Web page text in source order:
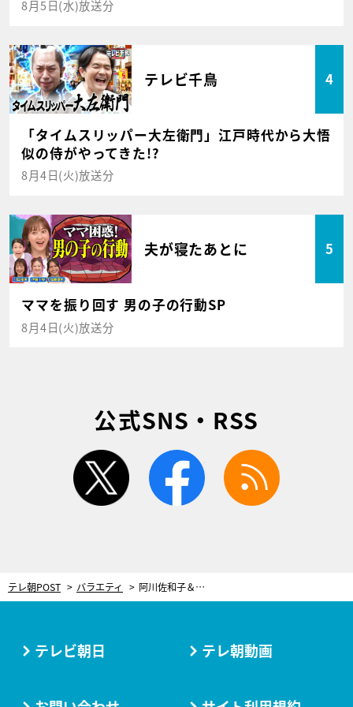
8月5日(水)放送分
テレビ千鳥 4
「タイムスリッパー大左衛門」江戸時代から大悟
似の侍がやってきた!?
8月4日(火)放送分
夫が寝たあとに 5
ママを振り回す 男の子の行動SP
8月4日(火)放送分
公式SNS・RSS
twitter facebook
テレ朝POST バラエティ 阿川佐和子＆森山良子、食レポ放棄！清水ミチコ「本当に自分勝手でビックリ（笑）」
テレビ朝日 テレ朝動画